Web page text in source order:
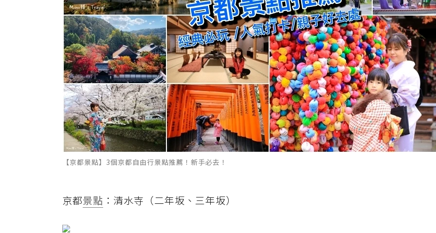
【京都景點】3個京都自由行景點推薦！新手必去！
京都景點 ：清水寺（二年坂、三年坂）